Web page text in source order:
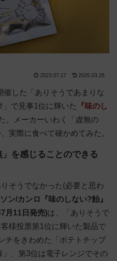
2023.07.17 2025.03.28
催した「ありそうであまりな
で見事1位に輝いた
『味のし
。メーカーいわく「虚無の
実際に食べて確かめてみた。
を感じることのできる
そうでなかった(必要と思わ
ン/カンロ『味のしない?飴』
月11日発売)は、「ありそうで
様投票第1位に輝いた製品で
チをきわめた「ポテトチップ
」、第3位は電子レンジでその